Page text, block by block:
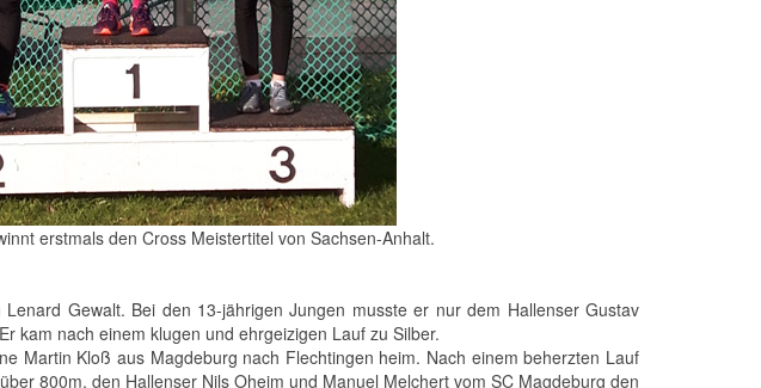
erstmals den Cross Meistertitel von Sachsen-Anhalt.
Gewalt. Bei den 13-jährigen Jungen musste er nur dem Hallenser Gustav
kam nach einem klugen und ehrgeizigen Lauf zu Silber.
Martin Kloß aus Magdeburg nach Flechtingen heim. Nach einem beherzten Lauf
800m, den Hallenser Nils Oheim und Manuel Melchert vom SC Magdeburg den